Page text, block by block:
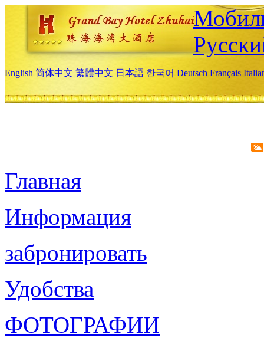
English 简体中文 繁體中文 日本語 한국어 Deutsch Français
Главная
Информация
забронировать
Удобства
ФОТОГРАФИИ